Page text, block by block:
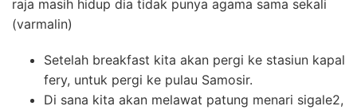
raja masih hidup dia tidak punya agama sama sekali
(varmalin)
Setelah breakfast kita akan pergi ke stasiun kapal
fery, untuk pergi ke pulau Samosir.
Di sana kita akan melawat patung menari sigale2,